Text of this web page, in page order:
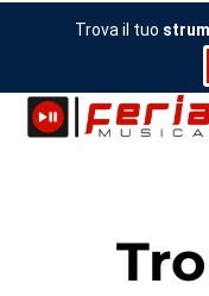
Ir
Trova il tuo